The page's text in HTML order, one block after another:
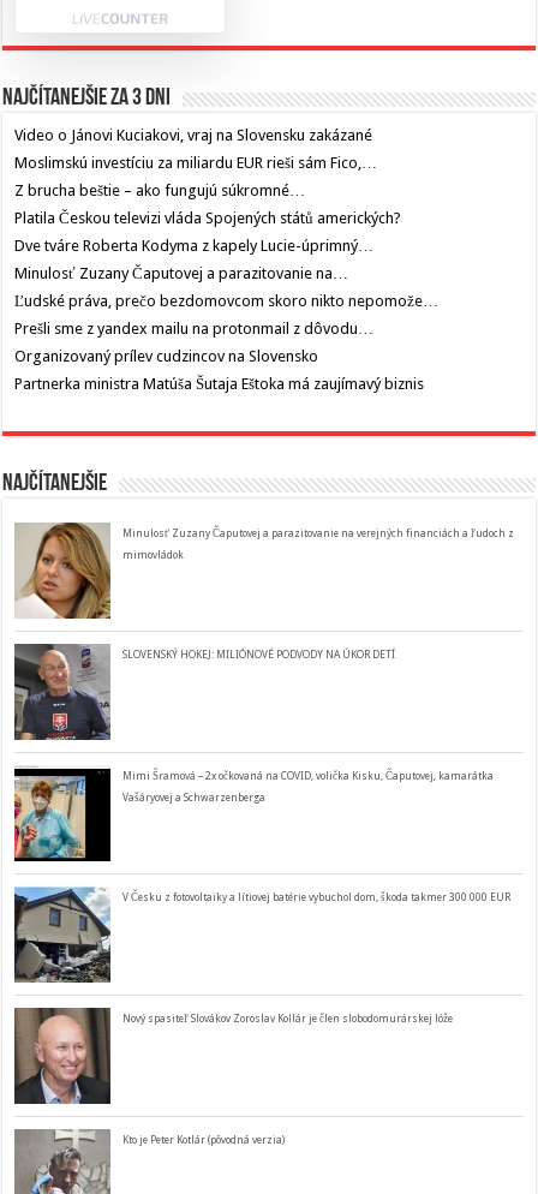
Najčítanejšie za 3 dni
Video o Jánovi Kuciakovi, vraj na Slovensku zakázané
Moslimskú investíciu za miliardu EUR rieši sám Fico,…
Z brucha beštie – ako fungujú súkromné…
Platila Českou televizi vláda Spojených států amerických?
Dve tváre Roberta Kodyma z kapely Lucie-úprimný…
Minulosť Zuzany Čaputovej a parazitovanie na…
Ľudské práva, prečo bezdomovcom skoro nikto nepomože…
Prešli sme z yandex mailu na protonmail z dôvodu…
Organizovaný prílev cudzincov na Slovensko
Partnerka ministra Matúša Šutaja Eštoka má zaujímavý biznis
Najčítanejšie
Minulosť Zuzany Čaputovej a parazitovanie na verejných financiách a ľudoch z
mimovládok
SLOVENSKÝ HOKEJ: MILIÓNOVÉ PODVODY NA ÚKOR DETÍ
Mimi Šramová – 2x očkovaná na COVID, volička Kisku, Čaputovej, kamarátka
Vašáryovej a Schwarzenberga
V Česku z fotovoltaiky a lítiovej batérie vybuchol dom, škoda takmer 300 000 EUR
Nový spasiteľ Slovákov Zoroslav Kollár je člen slobodomurárskej lóže
Kto je Peter Kotlár (pôvodná verzia)